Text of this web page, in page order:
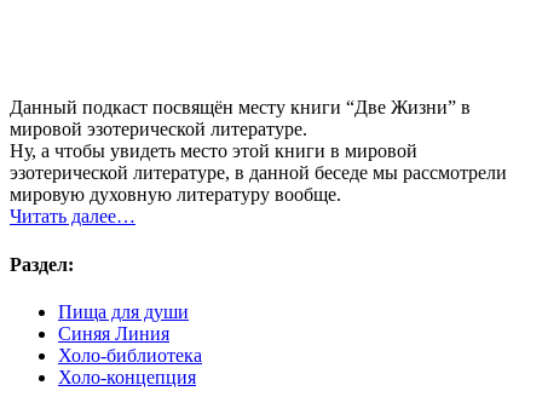
Данный подкаст посвящён месту книги “Две Жизни” в
мировой эзотерической литературе.
Ну, а чтобы увидеть место этой книги в мировой
эзотерической литературе, в данной беседе мы рассмотрели
мировую духовную литературу вообще.
Читать далее…
Раздел:
Пища для души
Синяя Линия
Холо-библиотека
Холо-концепция